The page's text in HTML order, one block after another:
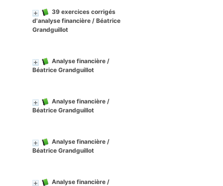
39 exercices corrigés
d'analyse financière / Béatrice
Grandguillot
Analyse financière /
Béatrice Grandguillot
Analyse financière /
Béatrice Grandguillot
Analyse financière /
Béatrice Grandguillot
Analyse financière /